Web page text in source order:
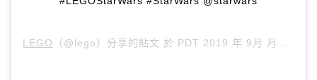
LEGO （@lego）分享的貼文 於 PDT 2019 年 9月 月 5 日 上午 6:00